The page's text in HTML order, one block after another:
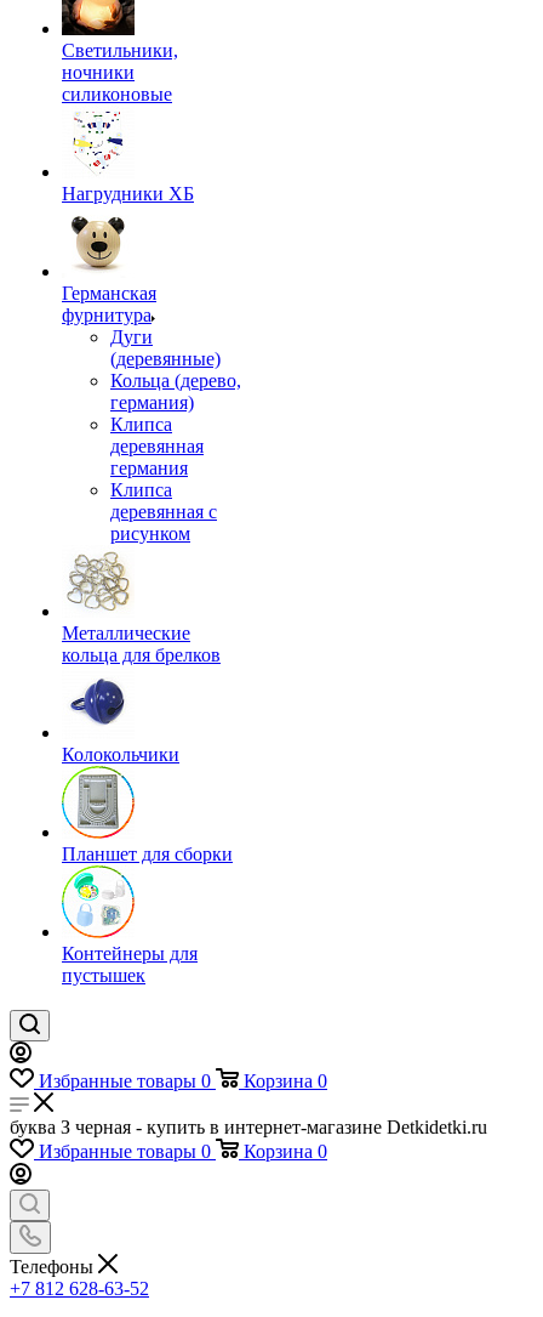
Светильники,
ночники
силиконовые
Нагрудники ХБ
Германская
фурнитура
Дуги
(деревянные)
Кольца (дерево,
германия)
Клипса
деревянная
германия
Клипса
деревянная с
рисунком
Металлические
кольца для брелков
Колокольчики
Планшет для сборки
Контейнеры для
пустышек
Избранные товары 0 Корзина 0
буква З черная - купить в интернет-магазине Detkidetki.ru
Избранные товары 0 Корзина 0
Телефоны
+7 812 628-63-52